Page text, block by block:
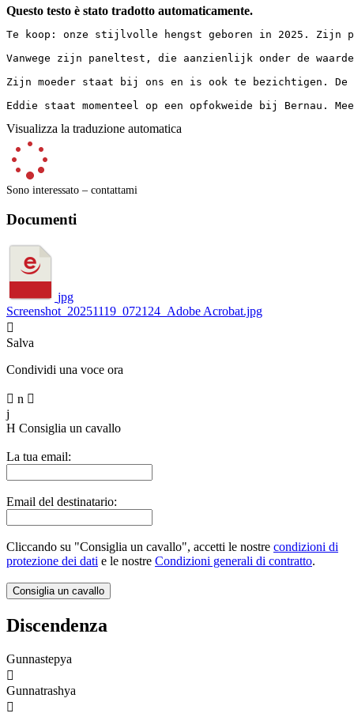
Questo testo è stato tradotto automaticamente.
Te koop: onze stijlvolle hengst geboren in 2025. Zijn
Vanwege zijn paneltest, die aanzienlijk onder de
Zijn moeder staat bij ons en is ook te bezichtigen.
Eddie staat momenteel op een opfokweide bij Bernau.
Visualizza la traduzione automatica
Sono interessato – contattami
Documenti
jpg
Screenshot_20251119_072124_Adobe Acrobat.jpg

Salva
Condividi una voce ora
 n 
j
H Consiglia un cavallo
La tua email:
Email del destinatario:
Cliccando su "Consiglia un cavallo", accetti le nostre condizioni di
protezione dei dati e le nostre Condizioni generali di contratto.
Discendenza
Gunnastepya

Gunnatrashya
